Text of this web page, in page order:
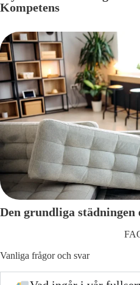
Kompetens
Den grundliga städningen
Vanliga frågor och svar